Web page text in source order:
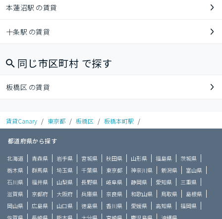
本蓮沼駅 の賃貸
十条駅 の賃貸
同じ市区町村 で探す
板橋区 の賃貸
賃貸Canary / 東京都 / 板橋区 / 板橋本町駅 /
都道府県から探す
北海道 青森県 岩手県 宮城県 秋田県 山形県 福島県
茨城県
栃木県
群馬県 埼玉県 千葉県 東京都 神奈川県 新潟県
富山県
石川県
福井県 山梨県 長野県 岐阜県 静岡県 愛知県
三重県
滋賀県
京都府 大阪府 兵庫県 奈良県 和歌山県 鳥取県
島根県
岡山県
広島県 山口県 徳島県 香川県 愛媛県 高知県
福岡県